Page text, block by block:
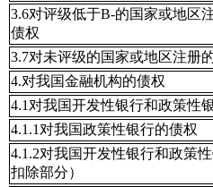
3.6对评级低于B-的国家或地区
债权
3.7对未评级的国家或地区注册
4.对我国金融机构的债权
4.1对我国开发性银行和政策性
4.1.1对我国政策性银行的债权
4.1.2对我国开发性银行和政策
扣除部分）